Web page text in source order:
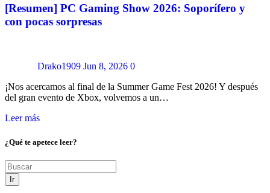
[Resumen] PC Gaming Show 2026: Soporífero y
con pocas sorpresas
Drako1909 Jun 8, 2026 0
¡Nos acercamos al final de la Summer Game Fest 2026! Y después
del gran evento de Xbox, volvemos a un…
Leer más
¿Qué te apetece leer?
Ir